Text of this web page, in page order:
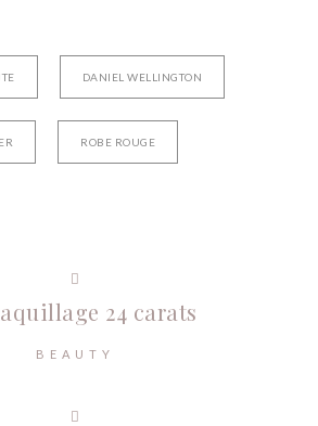
DANIEL WELLINGTON
ROBE ROUGE
24 carats
BEAUTY